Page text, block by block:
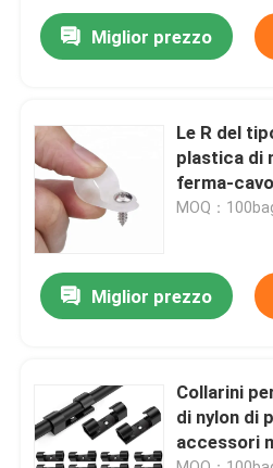
Chi siamo
Controllo di qualità
Contattaci
Richiedere un preventivo
Fascetta ferma-cavo dello
fascetta ferma-cavo di nylon
Miglior prezzo
Le R del
plastica di
ferma-
montaggio
MOQ：
Miglior prezzo
Collarini
di nylon di
accessori